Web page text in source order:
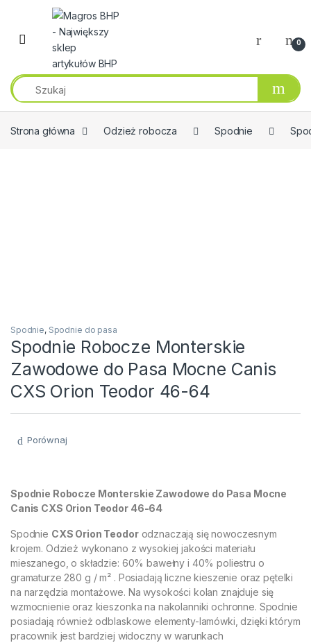
Przejdź do nawigacji
Przeskocz do treści
0
Strona główna Odzież robocza Spodnie
Spodnie, Spodnie do pasa
Spodnie Robocze Monterskie
Zawodowe do Pasa Mocne Canis
CXS Orion Teodor 46-64
Porównaj
Spodnie Robocze Monterskie Zawodowe do Pasa Mocne
Canis CXS Orion Teodor 46-64
Spodnie CXS Orion Teodorodznaczają się nowoczesnym
krojem. Odzież wykonano z wysokiej jakości materiału
mieszanego, o składzie: 60% bawełny i 40% poliestru o
gramaturze 280 g / m² . Posiadają liczne kieszenie oraz pętelki
na narzędzia montażowe. Na wysokości kolan znajduje się
wzmocnienie oraz kieszonka na nakolanniki ochronne. Spodnie
posiadają również odblaskowe elementy-lamówki, dzięki którym
pracownik jest bardziej widoczny w warunkach